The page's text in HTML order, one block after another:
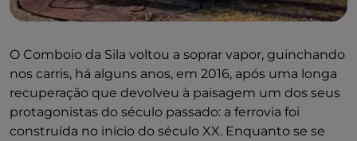
O Comboio da Sila voltou a soprar vapor, guinchando
nos carris, há alguns anos, em 2016, após uma longa
recuperação que devolveu à paisagem um dos seus
protagonistas do século passado: a ferrovia foi
construída no início do século XX. Enquanto se se